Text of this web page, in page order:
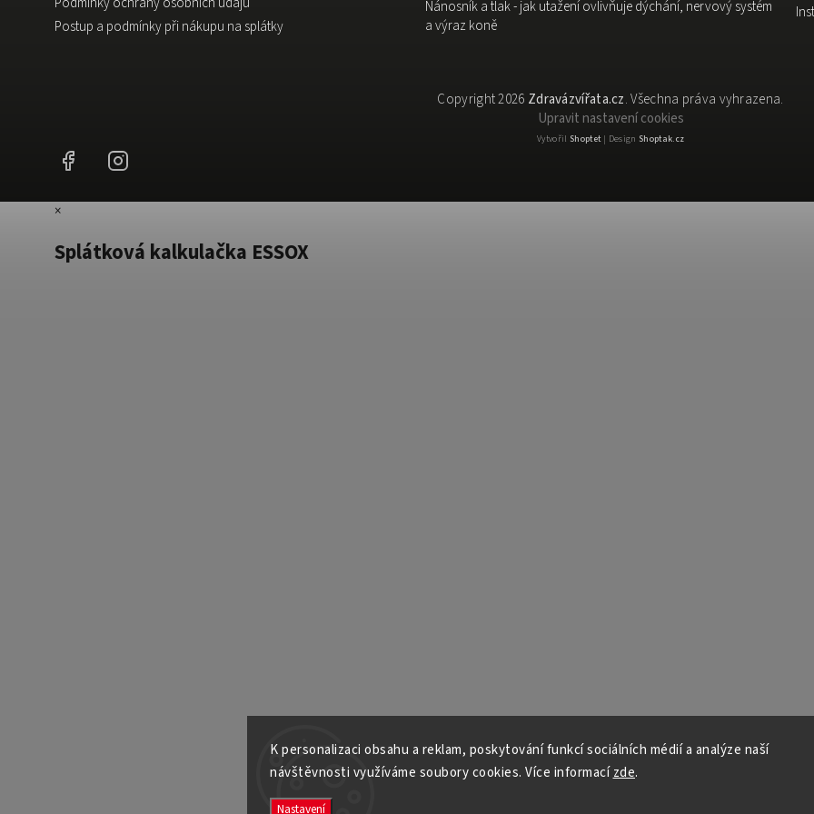
K personalizaci obsahu a reklam, poskytování funkcí sociálních médií a analýze naší
návštěvnosti využíváme soubory cookies. Více informacízde.
Nastavení
Postup a podmínky při nákupu na splátky
Nánosník a tlak - jak utažení ovlivňuje dýchání, nervový systém
a výraz koně
Copyright 2026 Zdravázvířata.cz. Všechna práva vyhrazena.
Upravit nastavení cookies
Vytvořil Shoptet| Design Shoptak.cz
Facebook
×
Splátková kalkulačka ESSOX